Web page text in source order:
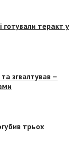
готували теракт у
згвалтував –
трьох